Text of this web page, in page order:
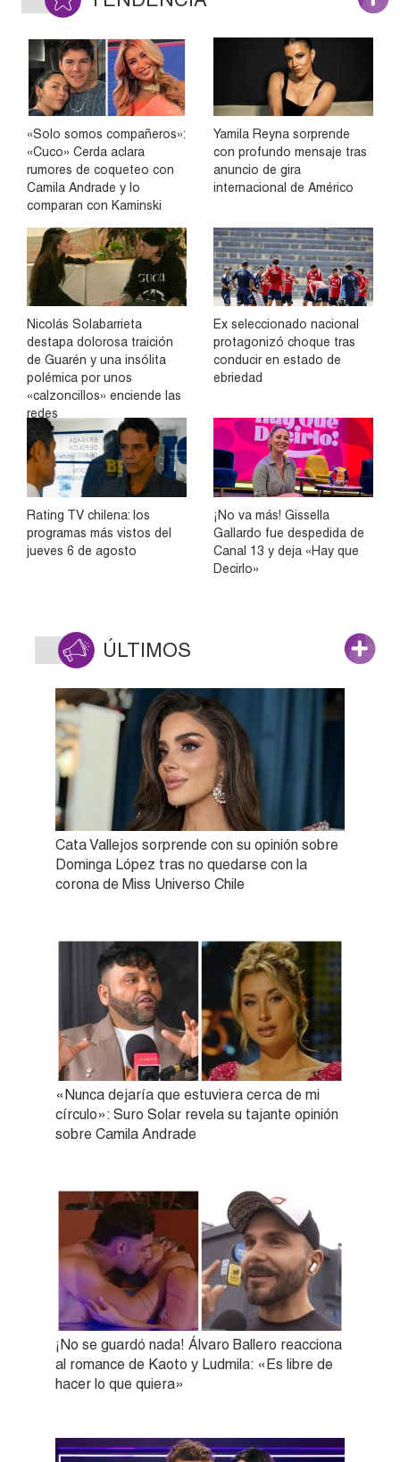
«Solo somos compañeros»:
«Cuco» Cerda aclara
rumores de coqueteo con
Camila Andrade y lo
comparan con Kaminski
Yamila Reyna sorprende
con profundo mensaje tras
anuncio de gira
internacional de Américo
Nicolás Solabarrieta
destapa dolorosa traición
de Guarén y una insólita
polémica por unos
«calzoncillos» enciende las
redes
Ex seleccionado nacional
protagonizó choque tras
conducir en estado de
ebriedad
Rating TV chilena: los
programas más vistos del
jueves 6 de agosto
¡No va más! Gissella
Gallardo fue despedida de
Canal 13 y deja «Hay que
Decirlo»
ÚLTIMOS
Cata Vallejos sorprende con su opinión sobre
Dominga López tras no quedarse con la
corona de Miss Universo Chile
«Nunca dejaría que estuviera cerca de mi
círculo»: Suro Solar revela su tajante opinión
sobre Camila Andrade
¡No se guardó nada! Álvaro Ballero reacciona
al romance de Kaoto y Ludmila: «Es libre de
hacer lo que quiera»